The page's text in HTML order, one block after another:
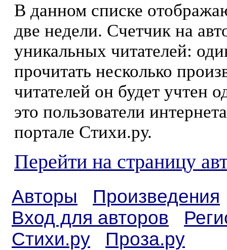
В данном списке
две недели. Счетчик на
уникальных читателей:
прочитать несколько
читателей он будет учтен
это пользователи
портале Стихи.ру.
Перейти на страницу
Авторы
Произведения
Вход для авторов
Стихи.ру
Проза.ру